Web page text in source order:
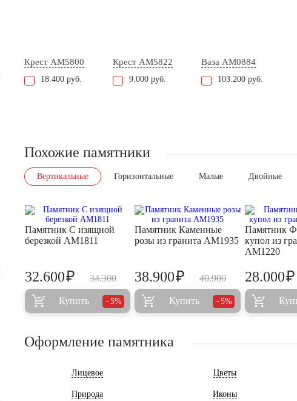
Крест AM5800
18.400 руб.
Крест AM5822
9.000 руб.
Ваза AM0884
103.200 руб.
Похожие памятники
Вертикальные Горизонтальные Малые Двойные
Памятник С изящной
березкой AM1811
34.300
32.600₽
Купить 5%
Памятник Каменные
розы из гранита AM1935
40.900
38.900₽
Купить 5%
Памятник
купол из
AM1220
28.000₽
Оформление памятника
Лицевое Цветы
Природа Иконы